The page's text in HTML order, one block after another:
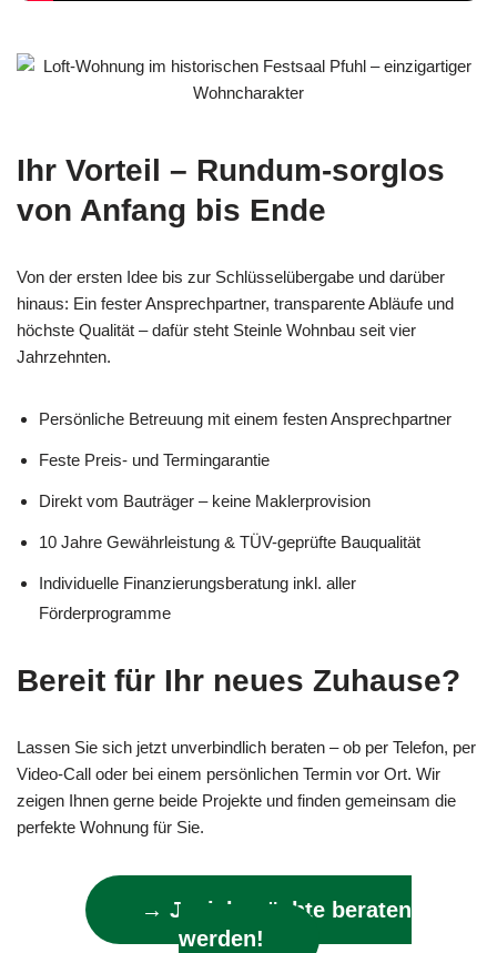
Ihr Vorteil – Rundum-sorglos
von Anfang bis Ende
Von der ersten Idee bis zur Schlüsselübergabe und darüber
hinaus: Ein fester Ansprechpartner, transparente Abläufe und
höchste Qualität – dafür steht Steinle Wohnbau seit vier
Jahrzehnten.
Persönliche Betreuung mit einem festen Ansprechpartner
Feste Preis- und Termingarantie
Direkt vom Bauträger – keine Maklerprovision
10 Jahre Gewährleistung & TÜV-geprüfte Bauqualität
Individuelle Finanzierungsberatung inkl. aller
Förderprogramme
Bereit für Ihr neues Zuhause?
Lassen Sie sich jetzt unverbindlich beraten – ob per Telefon, per
Video-Call oder bei einem persönlichen Termin vor Ort. Wir
zeigen Ihnen gerne beide Projekte und finden gemeinsam die
perfekte Wohnung für Sie.
→ Ja, ich möchte beraten
werden!